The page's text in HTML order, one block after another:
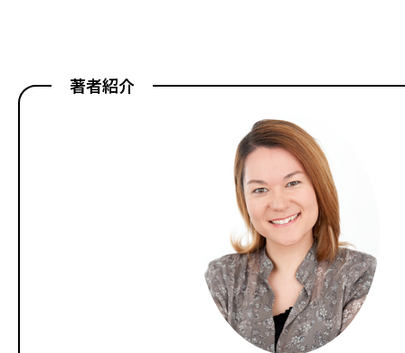
著者紹介